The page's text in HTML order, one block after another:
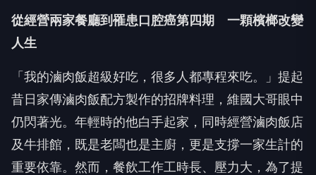
從經營兩家餐廳到罹患口腔癌第四期 一顆檳榔改變
人生
「我的滷肉飯超級好吃，很多人都專程來吃。」提起
昔日家傳滷肉飯配方製作的招牌料理，維國大哥眼中
仍閃著光。年輕時的他白手起家，同時經營滷肉飯店
及牛排館，既是老闆也是主廚，更是支撐一家生計的
重要依靠。然而，餐飲工作工時長、壓力大，為了提